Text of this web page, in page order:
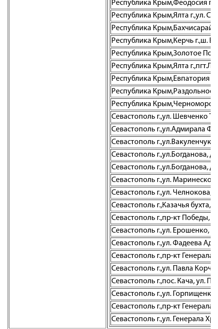
Республика Крым,Феодосия
Республика Крым,Ялта г.,ул.
Республика Крым,Бахчисарай
Республика Крым,Керчь г.,ш.
Республика Крым,Золотое
Республика Крым,Ялта
Республика Крым,Евпатория
Республика Крым,Раздольное
Республика
Севастополь г.,ул. Шевченко
Севастополь г.,ул.Адмирала
Севастополь
Севастополь г.,ул.Богданова,
Севастополь г.,ул.Богданова,
Севастополь г.,ул. Маринеско
Севастополь г.,ул. Челнокова,
Севастополь г.,Казачья бухта,
Севастополь г.,пр-кт Победы,
Севастополь г.,ул. Ерошенко,
Севастополь г.,ул. Фадеева
Севастополь г.,пр-кт
Севастополь г.,ул. Павла
Севастополь г.,пос. Кача, ул.
Севастополь г.,ул.
Севастополь г.,пр-кт Генерала
Севастополь г.,ул. Генерала